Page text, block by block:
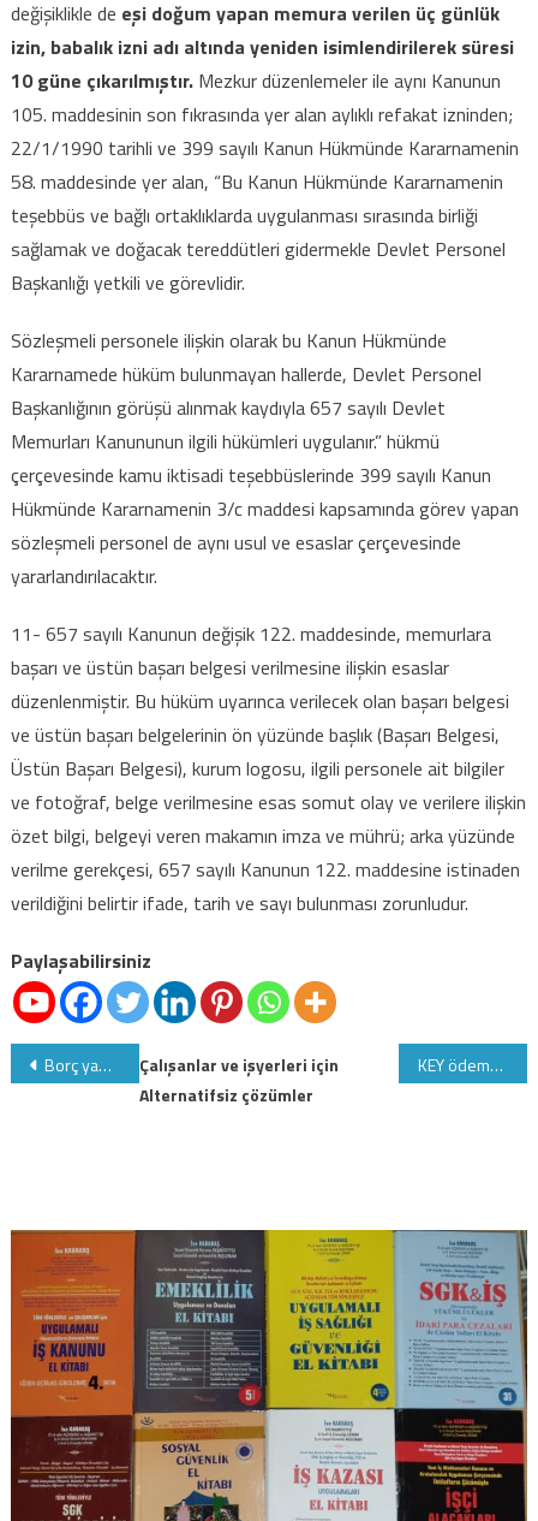
değişiklikle de eşi doğum yapan memura verilen üç günlük
izin, babalık izni adı altında yeniden isimlendirilerek süresi
10 güne çıkarılmıştır.Mezkur düzenlemeler ile aynı Kanunun
105. maddesinin son fıkrasında yer alan aylıklı refakat izninden;
22/1/1990 tarihli ve 399 sayılı Kanun Hükmünde Kararnamenin
58. maddesinde yer alan, “Bu Kanun Hükmünde Kararnamenin
teşebbüs ve bağlı ortaklıklarda uygulanması sırasında birliği
sağlamak ve doğacak tereddütleri gidermekle Devlet Personel
Başkanlığı yetkili ve görevlidir.
Sözleşmeli personele ilişkin olarak bu Kanun Hükmünde
Kararnamede hüküm bulunmayan hallerde, Devlet Personel
Başkanlığının görüşü alınmak kaydıyla 657 sayılı Devlet
Memurları Kanununun ilgili hükümleri uygulanır.” hükmü
çerçevesinde kamu iktisadi teşebbüslerinde 399 sayılı Kanun
Hükmünde Kararnamenin 3/c maddesi kapsamında görev yapan
sözleşmeli personel de aynı usul ve esaslar çerçevesinde
yararlandırılacaktır.
11- 657 sayılı Kanunun değişik 122. maddesinde, memurlara
başarı ve üstün başarı belgesi verilmesine ilişkin esaslar
düzenlenmiştir. Bu hüküm uyarınca verilecek olan başarı belgesi
ve üstün başarı belgelerinin ön yüzünde başlık (Başarı Belgesi,
Üstün Başarı Belgesi), kurum logosu, ilgili personele ait bilgiler
ve fotoğraf, belge verilmesine esas somut olay ve verilere ilişkin
özet bilgi, belgeyi veren makamın imza ve mührü; arka yüzünde
verilme gerekçesi, 657 sayılı Kanunun 122. maddesine istinaden
verildiğini belirtir ifade, tarih ve sayı bulunması zorunludur.
Paylaşabilirsiniz
Yazı
gezinmesi
Borç yapılandırılmasında süreler uzadı KEY ödemeleri sözlüğü
Çalışanlar ve işyerleri için
Alternatifsiz çözümler